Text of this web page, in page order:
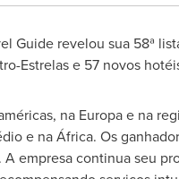
Guide revelou sua 58ª
Estrelas e 57 novos
na Europa e na
e na África. Os
empresa continua seu